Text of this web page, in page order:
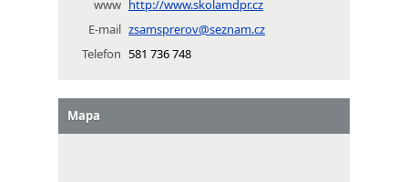
www http://www.skolamdpr.cz
E-mail zsamsprerov@seznam.cz
Telefon 581 736 748
Mapa